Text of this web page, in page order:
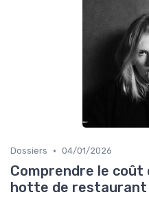
Dossiers • 04/01/2026
Comprendre le
hotte de restaurant